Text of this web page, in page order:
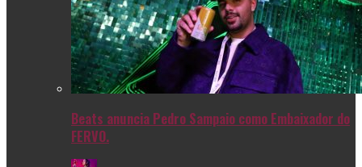
Beats anuncia Pedro Sampaio como Embaixador do
FERVO.